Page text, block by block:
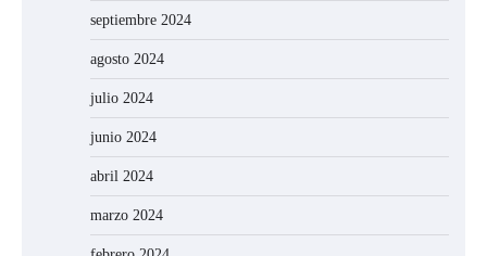
septiembre 2024
agosto 2024
julio 2024
junio 2024
abril 2024
marzo 2024